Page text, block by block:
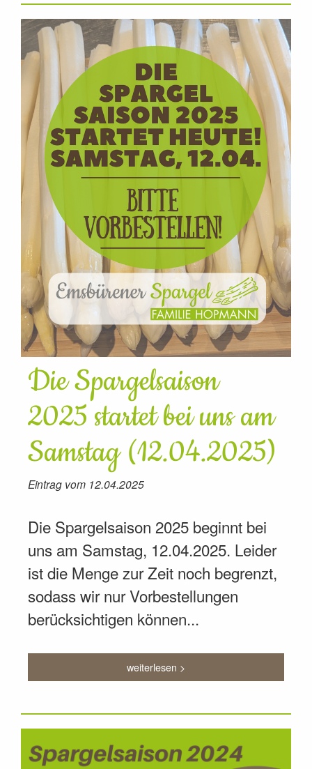
Die Spargelsaison
2025 startet bei uns am
Samstag (12.04.2025)
Eintrag vom 12.04.2025
Die Spargelsaison 2025 beginnt bei
uns am Samstag, 12.04.2025. Leider
ist die Menge zur Zeit noch begrenzt,
sodass wir nur Vorbestellungen
berücksichtigen können...
weiterlesen >